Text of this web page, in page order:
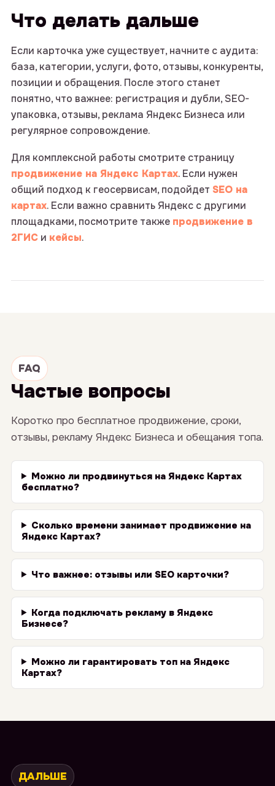
Что делать дальше
Если карточка уже существует, начните с аудита:
база, категории, услуги, фото, отзывы, конкуренты,
позиции и обращения. После этого станет
понятно, что важнее: регистрация и дубли, SEO-
упаковка, отзывы, реклама Яндекс Бизнеса или
регулярное сопровождение.
Для комплексной работы смотрите страницу
продвижение на Яндекс Картах. Если нужен
общий подход к геосервисам, подойдет SEO на
картах. Если важно сравнить Яндекс с другими
площадками, посмотрите также продвижение в
2ГИС и кейсы.
FAQ
Частые вопросы
Коротко про бесплатное продвижение, сроки,
отзывы, рекламу Яндекс Бизнеса и обещания топа.
Можно ли продвинуться на Яндекс Картах
бесплатно?
Сколько времени занимает продвижение на
Яндекс Картах?
Что важнее: отзывы или SEO карточки?
Когда подключать рекламу в Яндекс
Бизнесе?
Можно ли гарантировать топ на Яндекс
Картах?
ДАЛЬШЕ